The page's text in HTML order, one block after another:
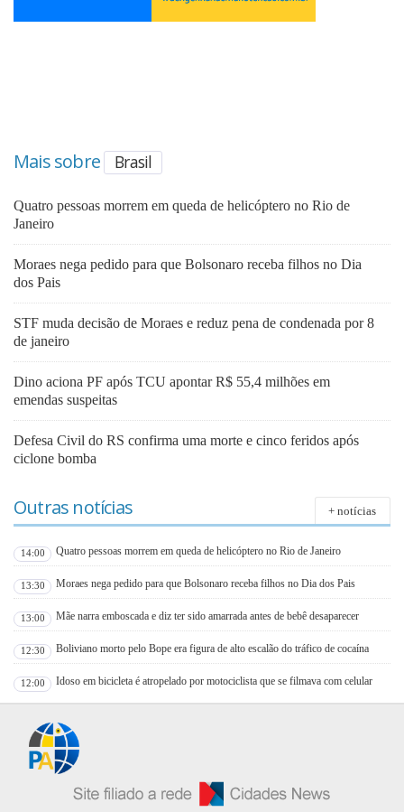
Mais sobre Brasil
Quatro pessoas morrem em queda de helicóptero no Rio de
Janeiro
Moraes nega pedido para que Bolsonaro receba filhos no Dia
dos Pais
STF muda decisão de Moraes e reduz pena de condenada por 8
de janeiro
Dino aciona PF após TCU apontar R$ 55,4 milhões em
emendas suspeitas
Defesa Civil do RS confirma uma morte e cinco feridos após
ciclone bomba
Outras notícias + notícias
14:00 Quatro pessoas morrem em queda de helicóptero no Rio de Janeiro
13:30 Moraes nega pedido para que Bolsonaro receba filhos no Dia dos Pais
13:00 Mãe narra emboscada e diz ter sido amarrada antes de bebê desaparecer
12:30 Boliviano morto pelo Bope era figura de alto escalão do tráfico de cocaína
12:00 Idoso em bicicleta é atropelado por motociclista que se filmava com celular